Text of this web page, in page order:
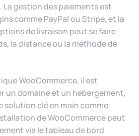
gestion des paiements est
comme PayPal ou Stripe, et la
de livraison peut se faire
la distance ou la méthode de
WooCommerce, il est
un domaine et un hébergement,
solution clé en main comme
de WooCommerce peut
via le tableau de bord